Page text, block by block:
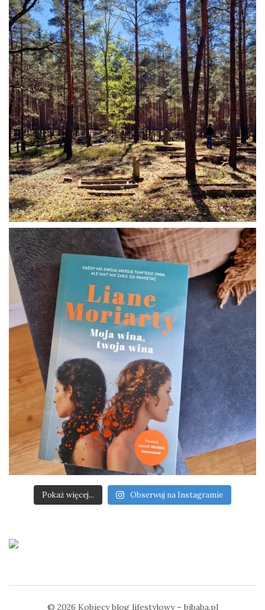
Pokaż więcej... Obserwuj na Instagramie
© 2026 Kobiecy blog lifestylowy – bibaba.pl